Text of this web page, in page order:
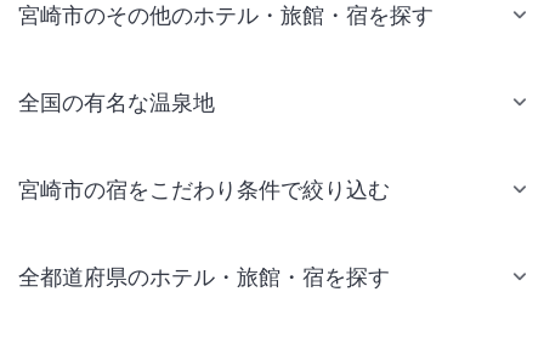
宮崎市のその他のホテル・旅館・宿を探す
全国の有名な温泉地
宮崎市の宿をこだわり条件で絞り込む
全都道府県のホテル・旅館・宿を探す